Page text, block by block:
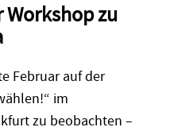
zu
Februar auf der
im
zu beobachten –